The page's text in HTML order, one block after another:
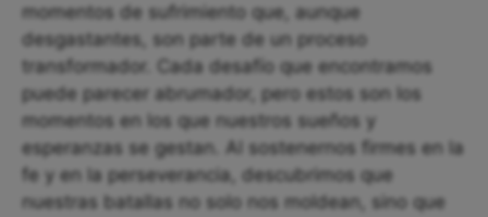
momentos de sufrimiento que, aunque
desgastantes, son parte de un proceso
transformador. Cada desafío que encontramos
puede parecer abrumador, pero estos son los
momentos en los que nuestros sueños y
esperanzas se gestan. Al sostenernos firmes en la
fe y en la perseverancia, descubrimos que
nuestras batallas no solo nos moldean, sino que